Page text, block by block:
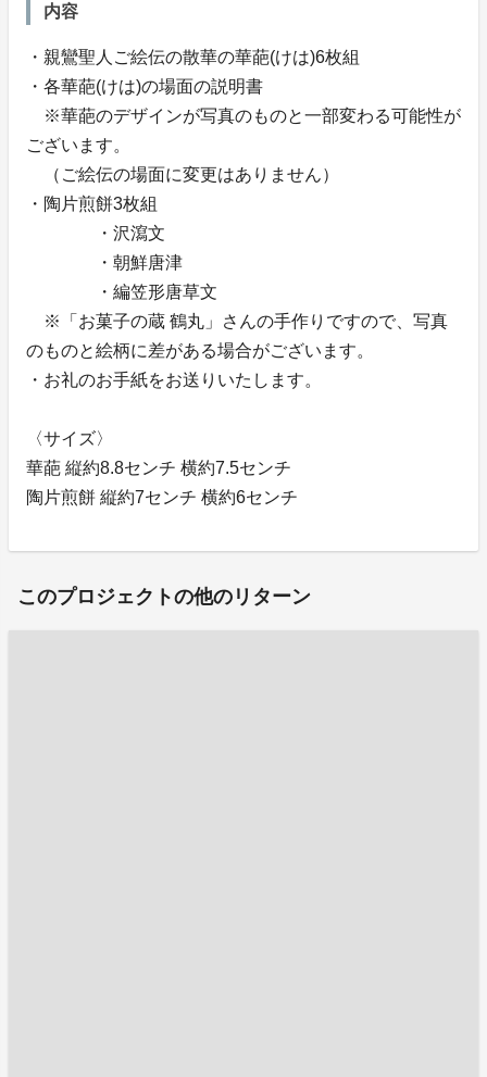
内容
・親鸞聖人ご絵伝の散華の華葩(けは)6枚組
・各華葩(けは)の場面の説明書
※華葩のデザインが写真のものと一部変わる可能性が
ございます。
（ご絵伝の場面に変更はありません）
・陶片煎餅3枚組
・沢瀉文
・朝鮮唐津
・編笠形唐草文
※「お菓子の蔵 鶴丸」さんの手作りですので、写真
のものと絵柄に差がある場合がございます。
・お礼のお手紙をお送りいたします。
〈サイズ〉
華葩 縦約8.8センチ 横約7.5センチ
陶片煎餅 縦約7センチ 横約6センチ
このプロジェクトの他のリターン